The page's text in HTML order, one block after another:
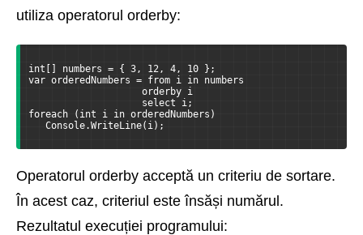
utiliza operatorul orderby:
int[] numbers = { 3, 12, 4, 10 };
var orderedNumbers = from i in numbers
orderby i
select i;
foreach (int i in orderedNumbers)
Console.WriteLine(i);
Operatorul orderby acceptă un criteriu de sortare.
În acest caz, criteriul este însăși numărul.
Rezultatul execuției programului: